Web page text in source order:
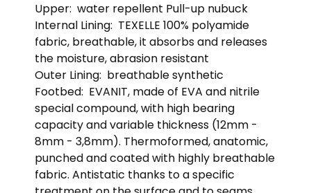
Upper: water repellent Pull-up nubuck
Internal Lining: TEXELLE 100% polyamide
fabric, breathable, it absorbs and releases
the moisture, abrasion resistant
Outer Lining: breathable synthetic
Footbed: EVANIT, made of EVA and nitrile
special compound, with high bearing
capacity and variable thickness (12mm -
8mm - 3,8mm). Thermoformed, anatomic,
punched and coated with highly breathable
fabric. Antistatic thanks to a specific